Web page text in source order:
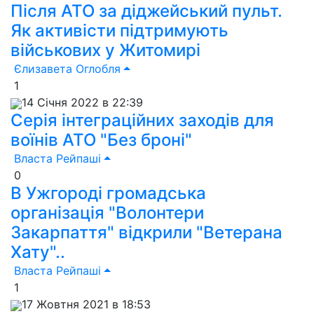
Після АТО за діджейський пульт.
Як активісти підтримують
військових у Житомирі
Єлизавета Оглобля
1
14 Січня 2022 в 22:39
Серія інтеграційних заходів для
воїнів АТО "Без броні"
Власта Рейпаші
0
В Ужгороді громадська
організація "Волонтери
Закарпаття" відкрили "Ветерана
Хату"..
Власта Рейпаші
1
17 Жовтня 2021 в 18:53